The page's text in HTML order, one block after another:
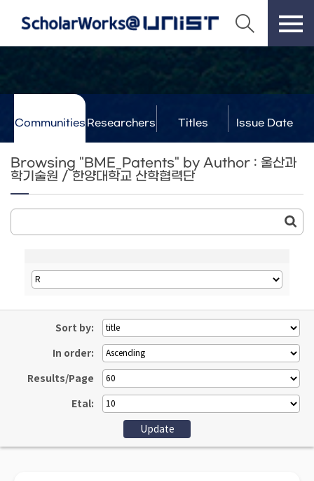
Communities Researchers Titles Issue Date
Browsing "BME_Patents" by Author : 울산과
학기술원 / 한양대학교 산학협력단
Sort by:
In order:
Results/Page
Etal: